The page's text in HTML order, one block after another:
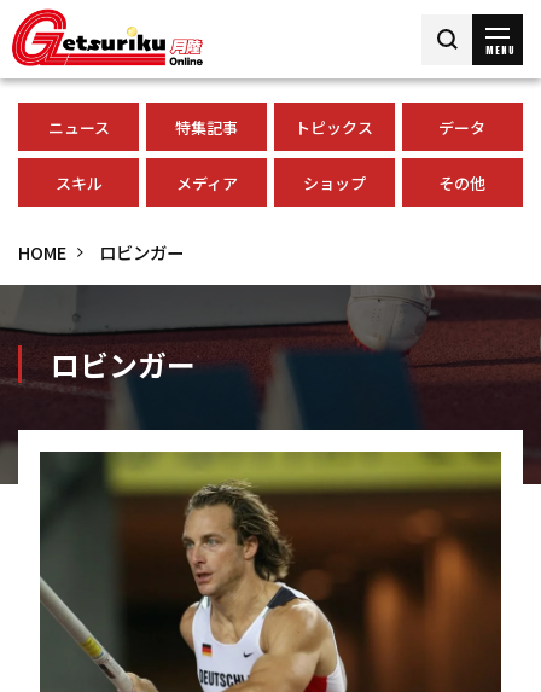
MENU
ニュース 特集記事 トピックス データ
スキル メディア ショップ その他
HOME ロビンガー
ロビンガー